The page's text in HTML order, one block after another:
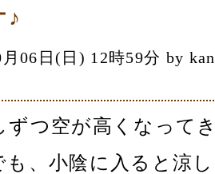
♪
月06日(日) 12時59分 by
ずつ空が高くなって
も、小陰に入ると涼